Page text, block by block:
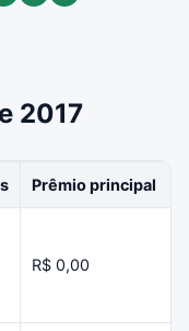
2017
Prêmio principal
R$ 0,00